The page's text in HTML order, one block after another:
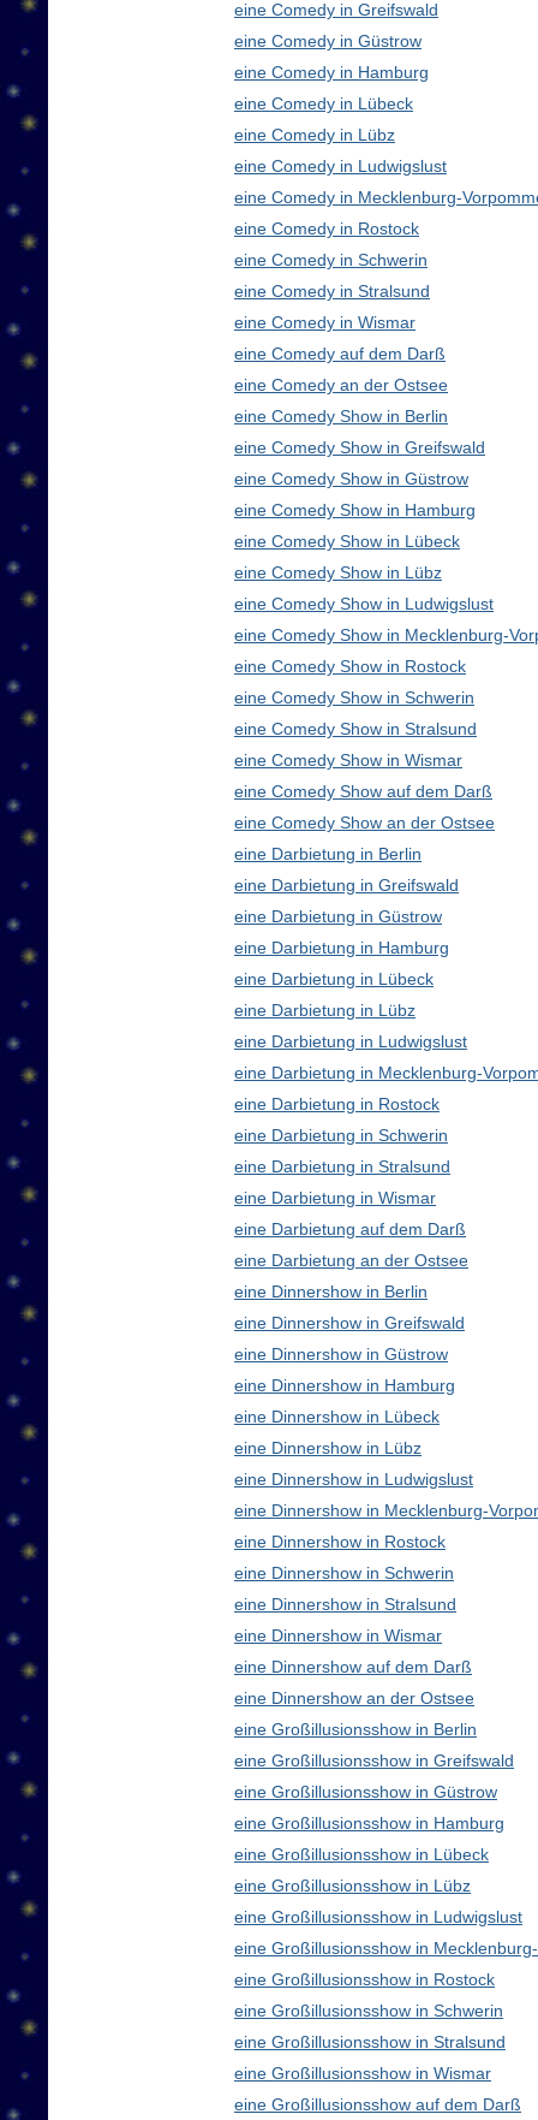
eine Comedy in Greifswald
eine Comedy in Güstrow
eine Comedy in Hamburg
eine Comedy in Lübeck
eine Comedy in Lübz
eine Comedy in Ludwigslust
eine Comedy in Mecklenburg-
eine Comedy in Rostock
eine Comedy in Schwerin
eine Comedy in Stralsund
eine Comedy in Wismar
eine Comedy auf dem Darß
eine Comedy an der Ostsee
eine Comedy Show in Berlin
eine Comedy Show in Greifswald
eine Comedy Show in Güstrow
eine Comedy Show in Hamburg
eine Comedy Show in Lübeck
eine Comedy Show in Lübz
eine Comedy Show in Ludwigslust
eine Comedy Show in Mecklenburg-
eine Comedy Show in Rostock
eine Comedy Show in Schwerin
eine Comedy Show in Stralsund
eine Comedy Show in Wismar
eine Comedy Show auf dem Darß
eine Comedy Show an der Ostsee
eine Darbietung in Berlin
eine Darbietung in Greifswald
eine Darbietung in Güstrow
eine Darbietung in Hamburg
eine Darbietung in Lübeck
eine Darbietung in Lübz
eine Darbietung in Ludwigslust
eine Darbietung in Mecklenburg-
eine Darbietung in Rostock
eine Darbietung in Schwerin
eine Darbietung in Stralsund
eine Darbietung in Wismar
eine Darbietung auf dem Darß
eine Darbietung an der Ostsee
eine Dinnershow in Berlin
eine Dinnershow in Greifswald
eine Dinnershow in Güstrow
eine Dinnershow in Hamburg
eine Dinnershow in Lübeck
eine Dinnershow in Lübz
eine Dinnershow in Ludwigslust
eine Dinnershow in Mecklenburg-
eine Dinnershow in Rostock
eine Dinnershow in Schwerin
eine Dinnershow in Stralsund
eine Dinnershow in Wismar
eine Dinnershow auf dem Darß
eine Dinnershow an der Ostsee
eine Großillusionsshow in Berlin
eine Großillusionsshow in Greifswald
eine Großillusionsshow in Güstrow
eine Großillusionsshow in Hamburg
eine Großillusionsshow in Lübeck
eine Großillusionsshow in Lübz
eine Großillusionsshow in Ludwigslust
eine Großillusionsshow in
eine Großillusionsshow in Rostock
eine Großillusionsshow in Schwerin
eine Großillusionsshow in Stralsund
eine Großillusionsshow in Wismar
eine Großillusionsshow auf dem Darß